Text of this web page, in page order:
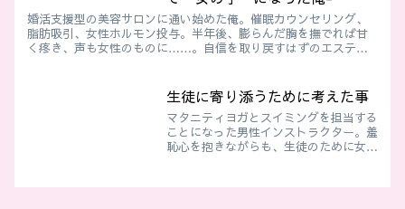
婚活支援型の美容サロンに通い始めた俺。催眠カウンセリング、
脂肪吸引、女性ホルモン投与。半年後、膨らんだ胸を撫でれば甘
く疼き、声も女性のものに……。自信を取り戻すはずのエステ
生徒に寄り添うために考えた事
マタニティヨガとスイミングを担当する
ことになった男性インストラクター。羞
恥心を抱きながらも、生徒のために女性